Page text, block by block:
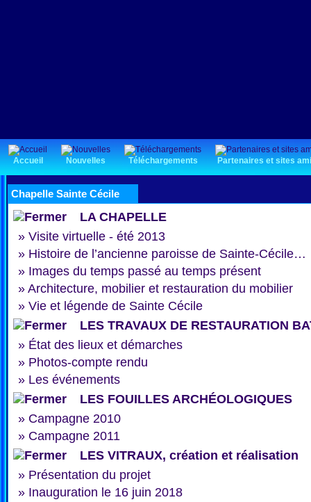
Accueil Nouvelles Téléchargements Partenaires et sites
Chapelle Sainte Cécile
LA CHAPELLE
» Visite virtuelle - été 2013
» Histoire de l’ancienne paroisse de Sainte-Cécile…
» Images du temps passé au temps présent
» Architecture, mobilier et restauration du mobilier
» Vie et légende de Sainte Cécile
LES TRAVAUX DE RESTAURATION
» État des lieux et démarches
» Photos-compte rendu
» Les événements
LES FOUILLES ARCHÉOLOGIQUES
» Campagne 2010
» Campagne 2011
LES VITRAUX, création et réalisation
» Présentation du projet
» Inauguration le 16 juin 2018